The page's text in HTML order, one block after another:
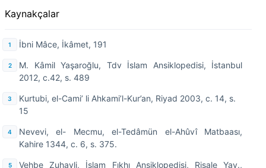
Kaynakçalar
İbni Mâce, İkâmet, 191
M. Kâmil Yaşaroğlu, Tdv İslam Ansiklopedisi, İstanbul
2012, c.42, s. 489
Kurtubi, el-Cami’ li Ahkami’l-Kur’an, Riyad 2003, c. 14, s.
15
Nevevi, el- Mecmu, el-Tedâmün el-Ahûvî Matbaası,
Kahire 1344, c. 6, s. 375.
Vehbe Zuhayli, İslam Fıkhı Ansiklopedisi, Risale Yay.,